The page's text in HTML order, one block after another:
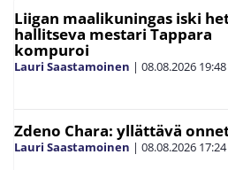
Liigan maalikuningas iski
hallitseva mestari Tappara
kompuroi
Lauri Saastamoinen | 08.08.2026 19:48
Zdeno Chara: yllättävä
Lauri Saastamoinen | 08.08.2026 17:24